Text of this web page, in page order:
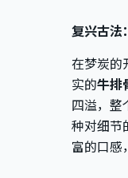
复兴古法
在梦炭的
实的牛排
四溢，整
种对细节
富的口感